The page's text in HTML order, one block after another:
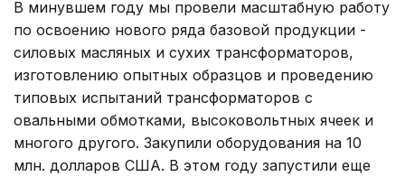
В минувшем году мы провели масштабную работу
по освоению нового ряда базовой продукции -
силовых масляных и сухих трансформаторов,
изготовлению опытных образцов и проведению
типовых испытаний трансформаторов с
овальными обмотками, высоковольтных ячеек и
многого другого. Закупили оборудования на 10
млн. долларов США. В этом году запустили еще